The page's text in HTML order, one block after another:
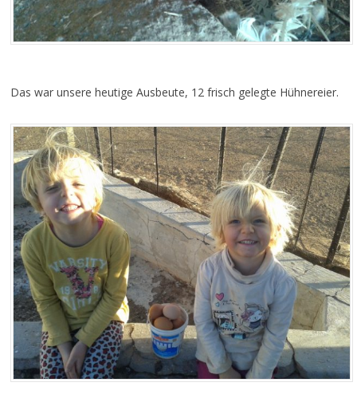
Das war unsere heutige Ausbeute, 12 frisch gelegte Hühnereier.